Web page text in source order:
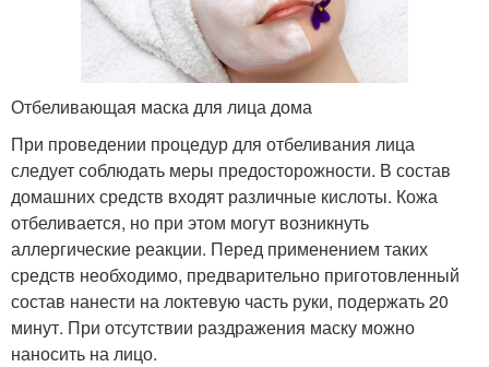
Отбеливающая маска для лица дома
При проведении процедур для отбеливания лица
следует соблюдать меры предосторожности. В состав
домашних средств входят различные кислоты. Кожа
отбеливается, но при этом могут возникнуть
аллергические реакции. Перед применением таких
средств необходимо, предварительно приготовленный
состав нанести на локтевую часть руки, подержать 20
минут. При отсутствии раздражения маску можно
наносить на лицо.